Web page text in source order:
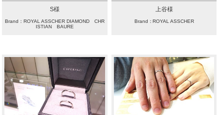
S様
Brand：ROYAL ASSCHER DIAMOND CHR
ISTIAN BAURE
上谷様
Brand：ROYAL ASSCHER